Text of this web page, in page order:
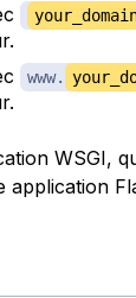
www.
WSGI,
application